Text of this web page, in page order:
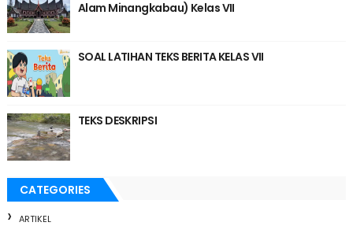
Alam Minangkabau) Kelas VII
SOAL LATIHAN TEKS BERITA KELAS VII
TEKS DESKRIPSI
CATEGORIES
ARTIKEL